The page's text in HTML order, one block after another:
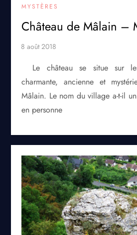
MYSTÈRES
Château de Mâlain –
Le château se situe sur
charmante, ancienne et
Mâlain. Le nom du village a-t-il
en personne